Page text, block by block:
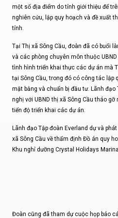
một số địa điểm do tỉnh giới thiệu để
nghiên cứu, lập quy hoạch và đề xuất
tỉnh.
Tại Thị xã Sông Cầu, đoàn đã có buổi
và các phòng chuyên môn thuộc
tình hình triển khai thực các dự án mà
tại Sông Cầu, trong đó có công tác lập
mặt bằng và chuẩn bị đầu tư. Lãnh đạo
nghị với UBND thị xã Sông Cầu tháo
tiến độ triển khai các dự án.
Lãnh đạo Tập đoàn Everland dự và
xã Sông Cầu về thẩm định Đồ án quy
Khu nghỉ dưỡng Crystal Holidays
Đoàn cũng đã tham dự cuộc họp báo